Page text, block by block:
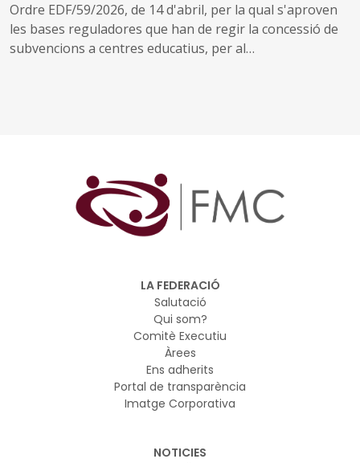
Ordre EDF/59/2026, de 14 d'abril, per la qual s'aproven
les bases reguladores que han de regir la concessió de
subvencions a centres educatius, per al
LA FEDERACIÓ
Salutació
Qui som?
Comitè Executiu
Àrees
Ens adherits
Portal de transparència
Imatge Corporativa
NOTICIES